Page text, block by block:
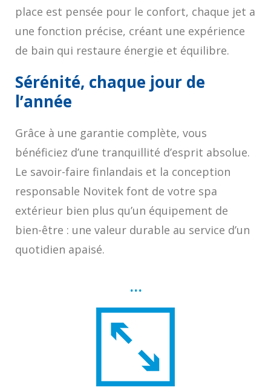
place est pensée pour le confort, chaque jet a
une fonction précise, créant une expérience
de bain qui restaure énergie et équilibre.
Sérénité, chaque jour de
l’année
Grâce à une garantie complète, vous
bénéficiez d’une tranquillité d’esprit absolue.
Le savoir-faire finlandais et la conception
responsable Novitek font de votre spa
extérieur bien plus qu’un équipement de
bien-être : une valeur durable au service d’un
quotidien apaisé.
...